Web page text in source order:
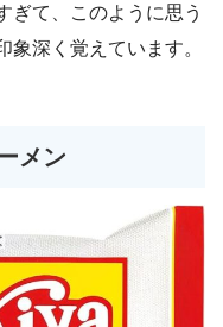
ぎて、このように思う
象深く覚えています。
メン